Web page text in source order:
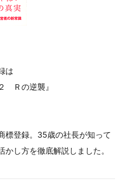
は
Ｒの逆襲』
標登録。35歳の社長が知って
かし方を徹底解説しました。